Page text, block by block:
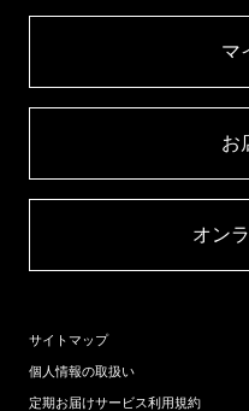
マ
お
オン
サイトマップ
個人情報の取扱い
定期お届けサービス利用規約